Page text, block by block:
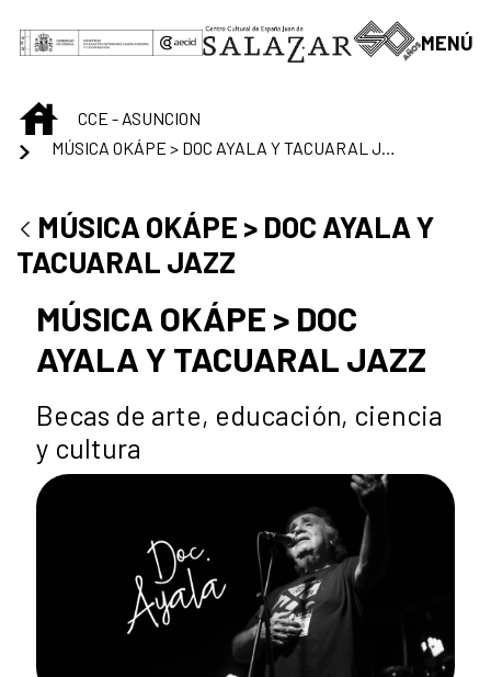
Saut au contenu principal
MENÚ
INICIOCCE - ASUNCION
MÚSICA OKÁPE > DOC AYALA Y
TACUARAL JAZZ
MÚSICA OKÁPE > DOC
AYALA Y TACUARAL JAZZ
Becas de arte, educación, ciencia
y cultura